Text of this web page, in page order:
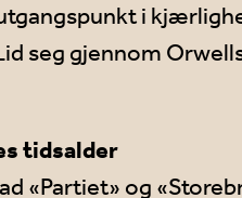
i
seg gjennom
tidsalder
«Partiet» og